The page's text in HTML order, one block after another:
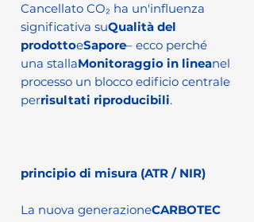
Cancellato CO₂ ha un'influenza
significativa suQualità del
prodottoeSapore– ecco perché
una stallaMonitoraggio in lineanel
processo un blocco edificio centrale
perrisultati riproducibili.
principio di misura (ATR / NIR)
La nuova generazioneCARBOTEC